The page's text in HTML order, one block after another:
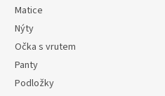
Matice
Nýty
Očka s vrutem
Panty
Podložky